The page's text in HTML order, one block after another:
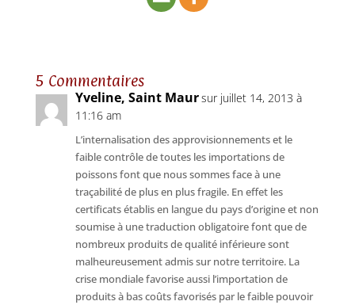
5 Commentaires
Yveline, Saint Maursur juillet 14, 2013 à
11:16 am
L’internalisation des approvisionnements et le
faible contrôle de toutes les importations de
poissons font que nous sommes face à une
traçabilité de plus en plus fragile. En effet les
certificats établis en langue du pays d’origine et non
soumise à une traduction obligatoire font que de
nombreux produits de qualité inférieure sont
malheureusement admis sur notre territoire. La
crise mondiale favorise aussi l’importation de
produits à bas coûts favorisés par le faible pouvoir